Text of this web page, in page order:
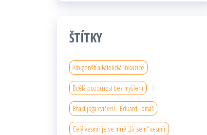
ŠTÍTKY
Albigenští a katolická inkvizice
Bdělá pozornost bez myšlení
Bhaktijoga cvičení - Eduard Tomáš
Celý vesmír je ve mně „Já jsem“ vesmír